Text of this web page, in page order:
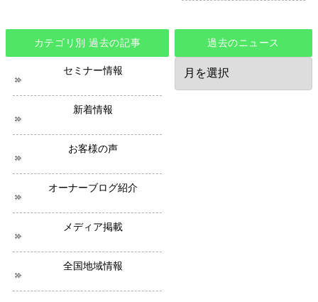
カテゴリ別 過去の記事
セミナー情報
新着情報
お客様の声
オーナーブログ紹介
メディア掲載
全国地域情報
過去のニュース
過
の